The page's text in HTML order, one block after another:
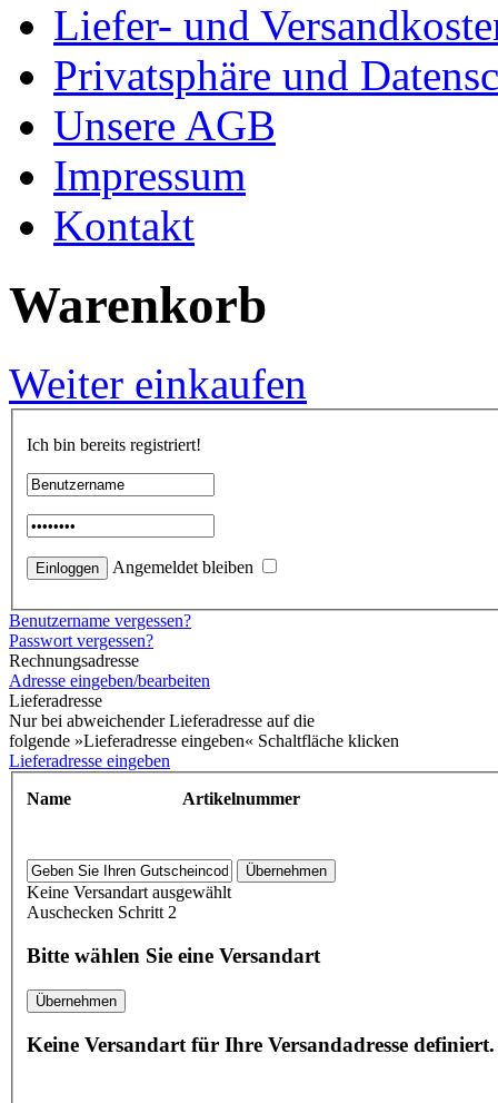
Liefer- und
Privatsphäre und
Unsere AGB
Impressum
Kontakt
Warenkorb
Weiter einkaufen
Ich bin bereits registriert!
Angemeldet bleiben
Benutzername vergessen?
Passwort vergessen?
Rechnungsadresse
Adresse eingeben/bearbeiten
Lieferadresse
Nur bei abweichender Lieferadresse auf die
folgende »Lieferadresse eingeben« Schaltfläche klicken
Lieferadresse eingeben
Name Artikelnummer
Keine Versandart ausgewählt
Auschecken Schritt 2
Bitte wählen Sie eine Versandart
Übernehmen
Keine Versandart für Ihre Versandadresse